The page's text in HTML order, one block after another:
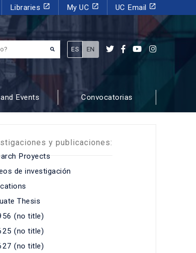
Libraries launch My UC launch UC Email launch
buscando?
ES EN
Events Convocatorias
y publicaciones:
Proyects
de investigación
Thesis
(no title)
(no title)
(no title)